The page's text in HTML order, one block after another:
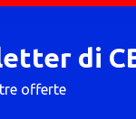
di
offerte